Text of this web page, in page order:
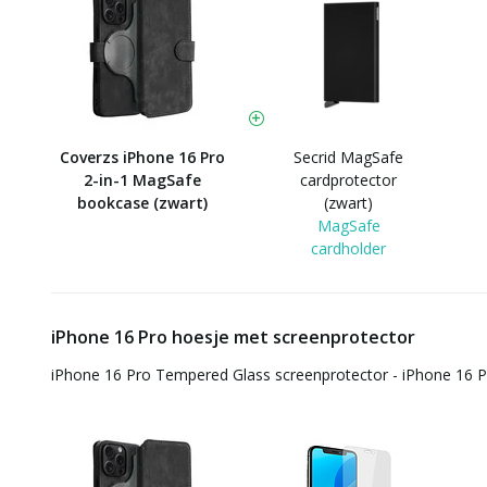
Coverzs iPhone 16 Pro
2-in-1 MagSafe
bookcase (zwart)
Secrid MagSafe
cardprotector
(zwart)
MagSafe
cardholder
iPhone 16 Pro hoesje met screenprotector
iPhone 16 Pro Tempered Glass screenprotector - iPhone 16